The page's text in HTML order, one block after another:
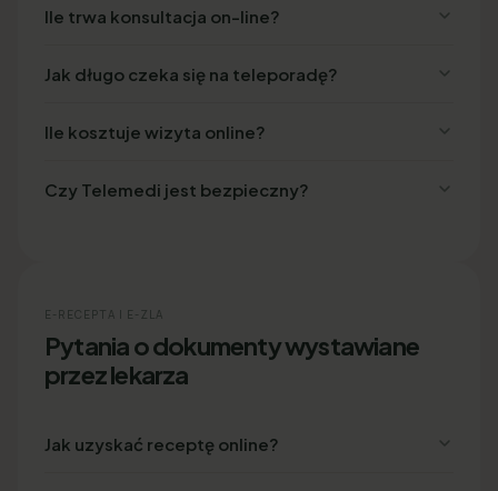
Ile trwa konsultacja on-line?
Jak długo czeka się na teleporadę?
Ile kosztuje wizyta online?
Czy Telemedi jest bezpieczny?
E-RECEPTA I E-ZLA
Pytania o dokumenty wystawiane
przez lekarza
Jak uzyskać receptę online?